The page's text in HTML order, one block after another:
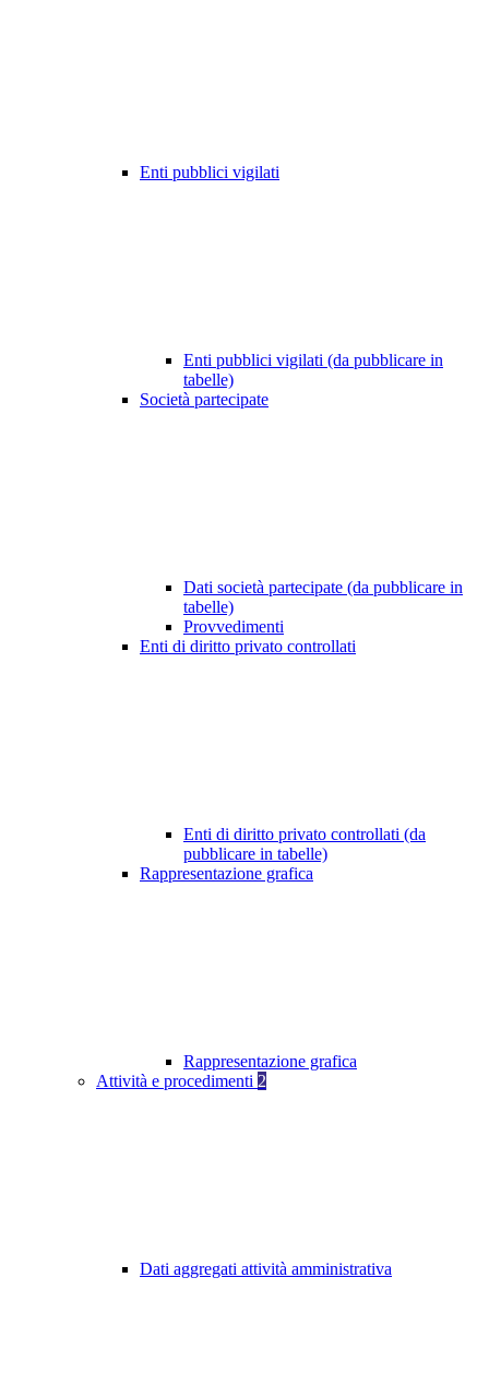
Enti pubblici vigilati
Enti pubblici vigilati (da pubblicare in
tabelle)
Società partecipate
Dati società partecipate (da pubblicare in
tabelle)
Provvedimenti
Enti di diritto privato controllati
Enti di diritto privato controllati (da
pubblicare in tabelle)
Rappresentazione grafica
Rappresentazione grafica
Attività e procedimenti 2
Dati aggregati attività amministrativa